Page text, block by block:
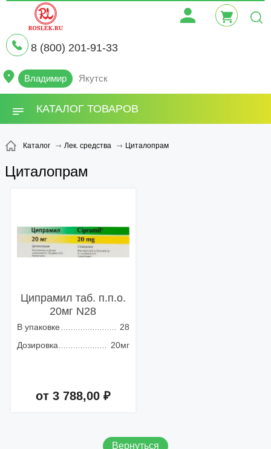
8 (800) 201-91-33
Владимир Якутск
КАТАЛОГ ТОВАРОВ
Каталог Лек. средства Циталопрам
Циталопрам
Ципрамил таб. п.п.о.
20мг N28
В упаковке
28
Дозировка
20мг
от 3 788,00 ₽
Вернуться